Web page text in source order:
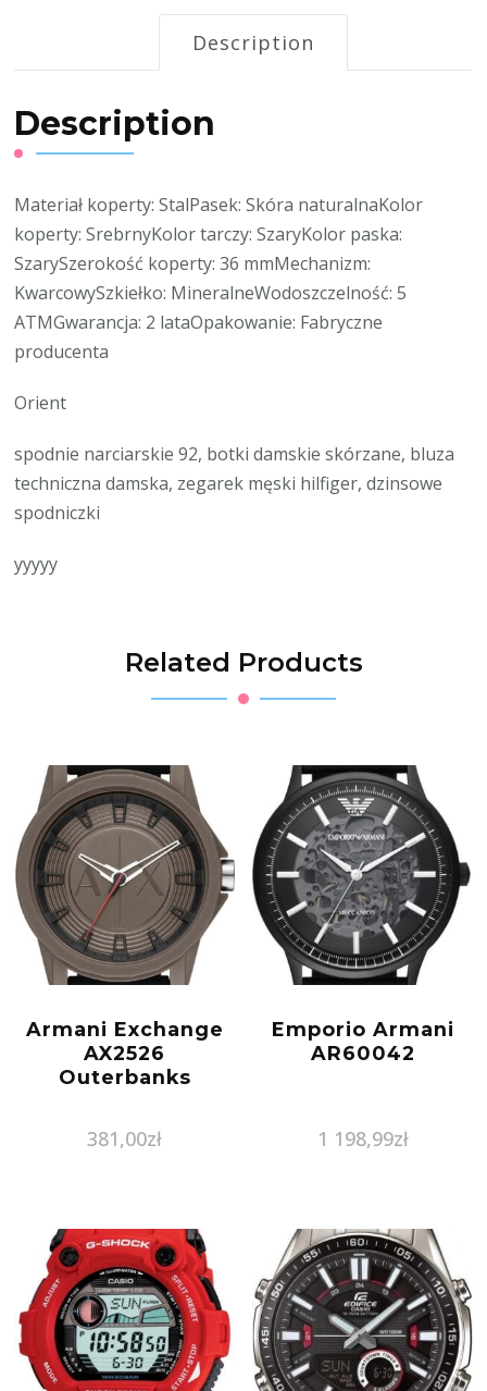
Description
Description
Materiał koperty: StalPasek: Skóra naturalnaKolor
koperty: SrebrnyKolor tarczy: SzaryKolor paska:
SzarySzerokość koperty: 36 mmMechanizm:
KwarcowySzkiełko: MineralneWodoszczelność: 5
ATMGwarancja: 2 lataOpakowanie: Fabryczne
producenta
Orient
spodnie narciarskie 92, botki damskie skórzane, bluza
techniczna damska, zegarek męski hilfiger, dzinsowe
spodniczki
yyyyy
Related Products
Armani Exchange
AX2526
Outerbanks
381,00zł
Emporio Armani
AR60042
1 198,99zł